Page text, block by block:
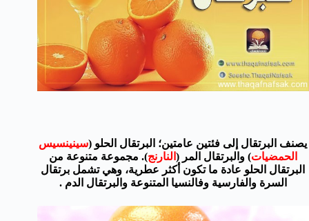
يصنف البرتقال إلى فئتين عامتين؛ البرتقال الحلو (سينينسيس
الحمضيات)و البرتقال المر( النارنج). مجموعة متنوعة من
البرتقال الحلو عادة ما تكون أكثر عطرية، وهي تشمل برتقال
السرة والفارسية وفالنسيا المتنوعةو البرتقال الدم.